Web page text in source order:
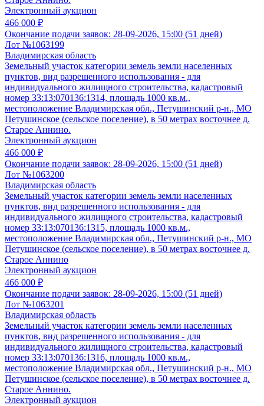
Электронный аукцион
466 000 ₽
Окончание подачи заявок: 28-09-2026, 15:00 (51 дней)
Лот №1063199
Владимирская область
Земельный участок категории земель земли населенных
пунктов, вид разрешенного использования - для
индивидуального жилищного строительства, кадастровый
номер 33:13:070136:1314, площадь 1000 кв.м.,
местоположение Владимирская обл., Петушинский р-н., МО
Петушинское (сельское поселение), в 50 метрах восточнее д.
Старое Аннино.
Электронный аукцион
466 000 ₽
Окончание подачи заявок: 28-09-2026, 15:00 (51 дней)
Лот №1063200
Владимирская область
Земельный участок категории земель земли населенных
пунктов, вид разрешенного использования - для
индивидуального жилищного строительства, кадастровый
номер 33:13:070136:1315, площадь 1000 кв.м.,
местоположение Владимирская обл., Петушинский р-н., МО
Петушинское (сельское поселение), в 50 метрах восточнее д.
Старое Аннино
Электронный аукцион
466 000 ₽
Окончание подачи заявок: 28-09-2026, 15:00 (51 дней)
Лот №1063201
Владимирская область
Земельный участок категории земель земли населенных
пунктов, вид разрешенного использования - для
индивидуального жилищного строительства, кадастровый
номер 33:13:070136:1316, площадь 1000 кв.м.,
местоположение Владимирская обл., Петушинский р-н., МО
Петушинское (сельское поселение), в 50 метрах восточнее д.
Старое Аннино.
Электронный аукцион